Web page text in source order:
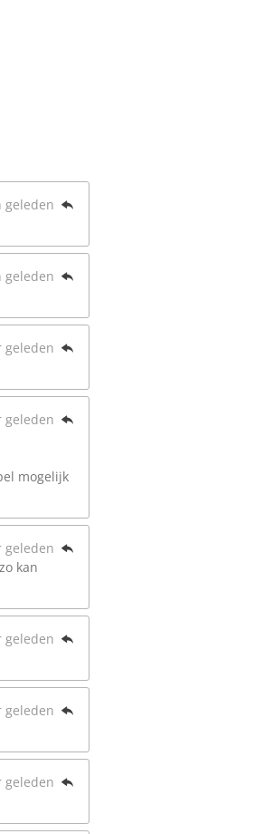
geleden
geleden
geleden
geleden
mogelijk
geleden
kan
geleden
geleden
geleden